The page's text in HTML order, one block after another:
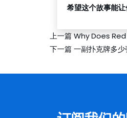
希望这个故事能
上一篇Why Does
下一篇 一副扑克牌多